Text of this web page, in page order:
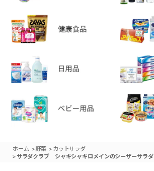
ホーム >野菜 > カットサラダ
> サラダクラブ シャキシャキロメインのシーザーサラダ